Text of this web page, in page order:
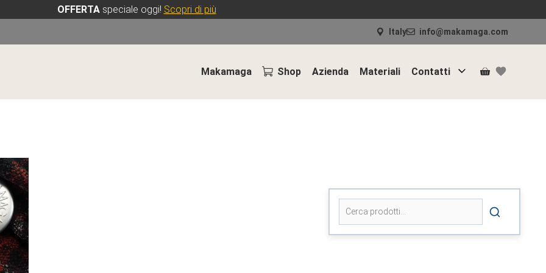
OFFERTAspeciale oggi! Scopri di più
Italy info@makamaga.com
Makamaga Shop Azienda Materiali Contatti
Cerca: